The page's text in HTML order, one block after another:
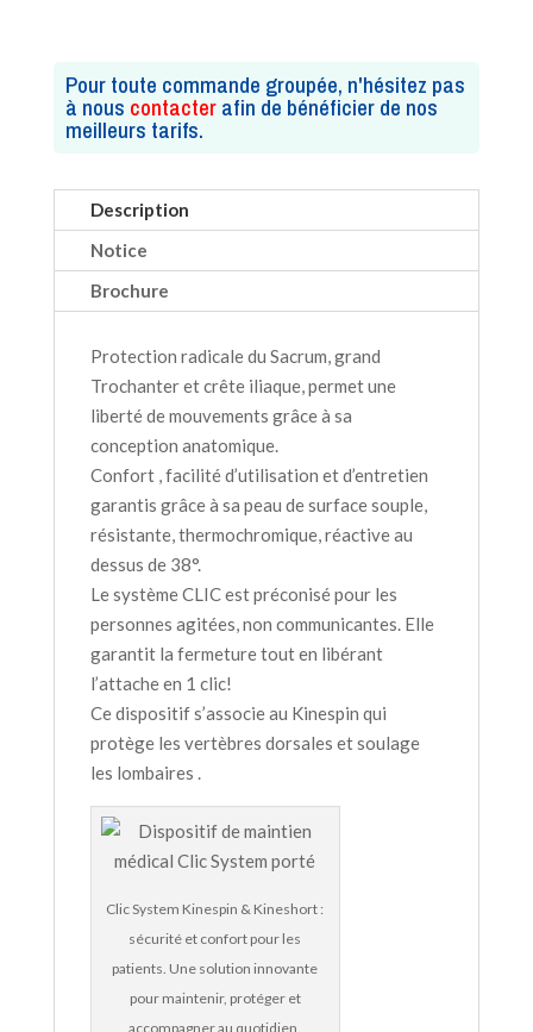
Pour toute commande groupée, n'hésitez pas
à nous contacterafin de bénéficier de nos
meilleurs tarifs.
Description
Notice
Brochure
Protection radicale du Sacrum, grand
Trochanter et crête iliaque, permet une
liberté de mouvements grâce à sa
conception anatomique.
Confort , facilité d’utilisation et d’entretien
garantis grâce à sa peau de surface souple,
résistante, thermochromique, réactive au
dessus de 38°.
Le système CLIC est préconisé pour les
personnes agitées, non communicantes. Elle
garantit la fermeture tout en libérant
l’attache en 1 clic!
Ce dispositif s’associe au Kinespin qui
protège les vertèbres dorsales et soulage
les lombaires .
Clic System Kinespin & Kineshort :
sécurité et confort pour les
patients. Une solution innovante
pour maintenir, protéger et
accompagner au quotidien.